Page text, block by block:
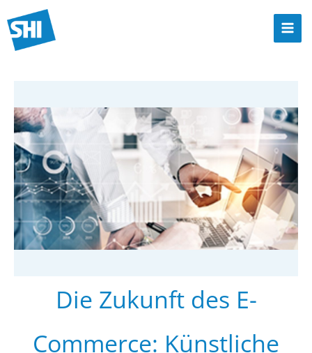
Inhalt
springen
Die Zukunft des E-
Commerce: Künstliche